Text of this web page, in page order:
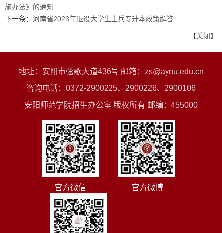
施办法》的通知
下一条： 河南省2023年退役大学生士兵专升本政策解答
【关闭】
地址：安阳市弦歌大道436号 邮箱：zs@aynu.edu.cn
咨询电话：0372-2900225、2900226、2900106
安阳师范学院招生办公室 版权所有 邮编：455000
官方微信 官方微博